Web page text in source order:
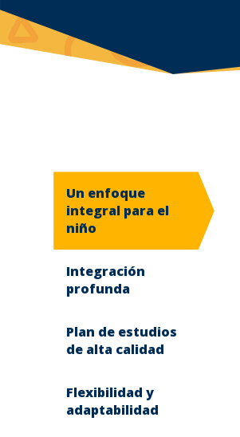
Un enfoque
integral para el
niño
Integración
profunda
Plan de estudios
de alta calidad
Flexibilidad y
adaptabilidad